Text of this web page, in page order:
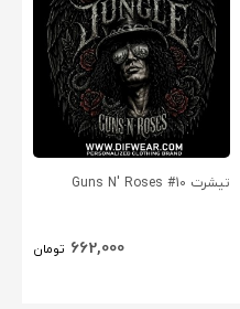
تیشرت Guns N' Roses #10
662,000 تومان